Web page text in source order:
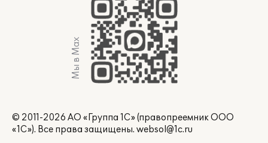
Мы в Max
© 2011-2026 АО «Группа 1С» (правопреемник ООО
«1С»). Все права защищены. websol@1c.ru